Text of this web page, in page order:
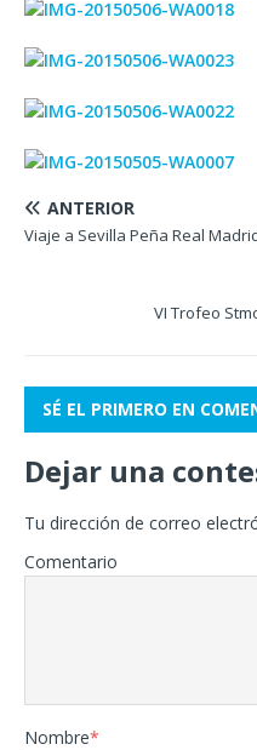
ANTERIOR
Viaje a Sevilla Peña Real
VI Trofeo
SÉ EL PRIMERO EN
Dejar una
Tu dirección de correo
Comentario
Nombre*